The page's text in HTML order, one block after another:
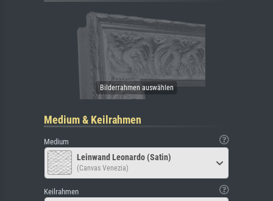
Medium & Keilrahmen
Medium
Leinwand Leonardo (Satin)
(Canvas Venezia)
Keilrahmen